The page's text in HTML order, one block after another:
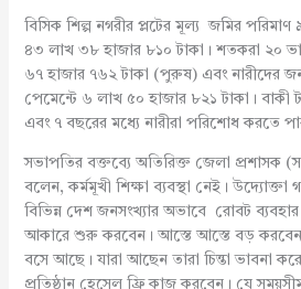
বিসিক শিল্প নগরীর প্লটের মূল্য জমির
৪৩ লাখ ৩৮ হাজার ৮১০ টাকা। শতকরা ২০
৬৭ হাজার ৭৬২ টাকা (পুরুষ) এবং নারীদের
পেমেন্টে ৬ লাখ ৫০ হাজার ৮২১ টাকা। বাকী
এবং ৭ বছরের মধ্যে নারীরা পরিশোধ করতে
সভাপতির বক্তব্যে অতিরিক্ত জেলা প্রশাসক
বলেন, কর্মমূখী শিক্ষা ব্যবস্থা নেই। উদ্যোক্তা
বিভিন্ন দেশ জনসংখ্যার অভাবে রোবট
আকারে শুরু করবেন। আস্তে আস্তে বড় করবেন।
বসে আছে। যারা আছেন তারা চিন্তা ভাবনা
প্রতিষ্ঠান হেসেল ফ্রি কাজ করবেন। যে